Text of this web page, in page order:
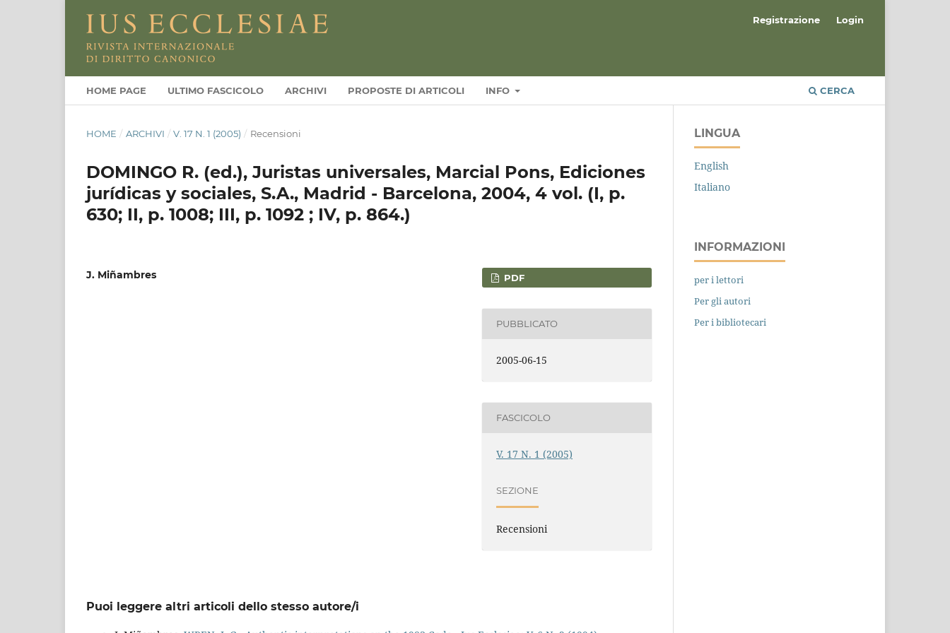
HOME PAGE ULTIMO FASCICOLO ARCHIVI PROPOSTE DI ARTICOLI INFO CERCA
Registrazione Login
HOME / ARCHIVI / V. 17 N. 1 (2005) / Recensioni
DOMINGO R. (ed.), Juristas universales, Marcial Pons, Ediciones
jurídicas y sociales, S.A., Madrid - Barcelona, 2004, 4 vol. (I, p.
630; II, p. 1008; III, p. 1092 ; IV, p. 864.)
J. Miñambres PDF
PUBBLICATO
2005-06-15
FASCICOLO
V. 17 N. 1 (2005)
SEZIONE
Recensioni
Puoi leggere altri articoli dello stesso autore/i
LINGUA
English
Italiano
INFORMAZIONI
per i lettori
Per gli autori
Per i bibliotecari